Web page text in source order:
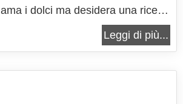
i dolci ma desidera una ricetta
uova, che non richieda cottura. È
ideale di consistenze diverse, in
Leggi di più...